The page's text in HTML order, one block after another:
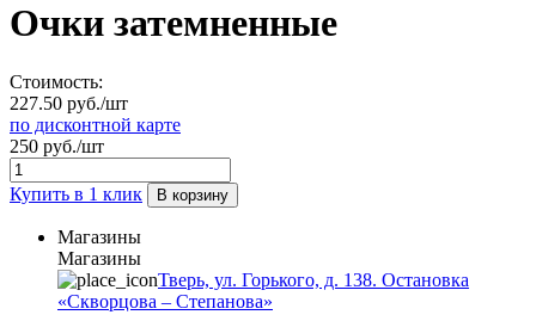
Очки затемненные
Стоимость:
227.50 руб./шт
по дисконтной карте
250 руб./шт
Купить в 1 клик В корзину
Магазины
Магазины
Тверь, ул. Горького, д. 138. Остановка
«Скворцова – Степанова»